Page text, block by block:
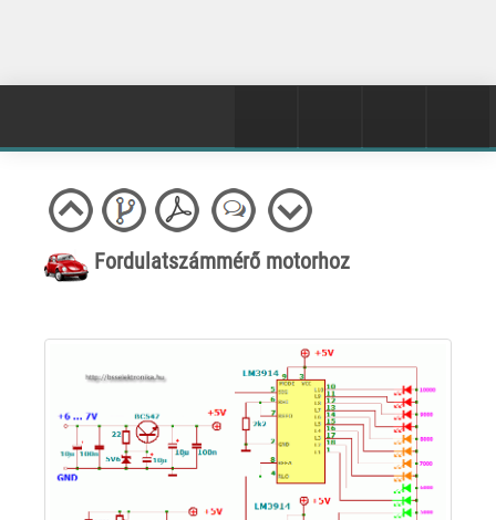
Fordulatszámmérő motorhoz